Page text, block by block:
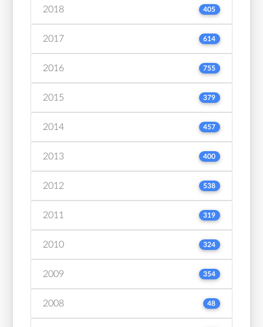
2018 405
2017 614
2016 755
2015 379
2014 457
2013 400
2012 538
2011 319
2010 324
2009 354
2008 48